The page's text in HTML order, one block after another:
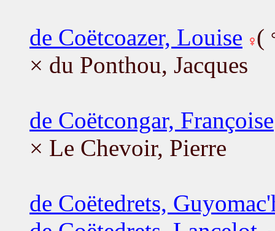
de Coëtcoazer, Louise (
× du Ponthou, Jacques
de Coëtcongar, Françoise
× Le Chevoir, Pierre
de Coëtedrets,